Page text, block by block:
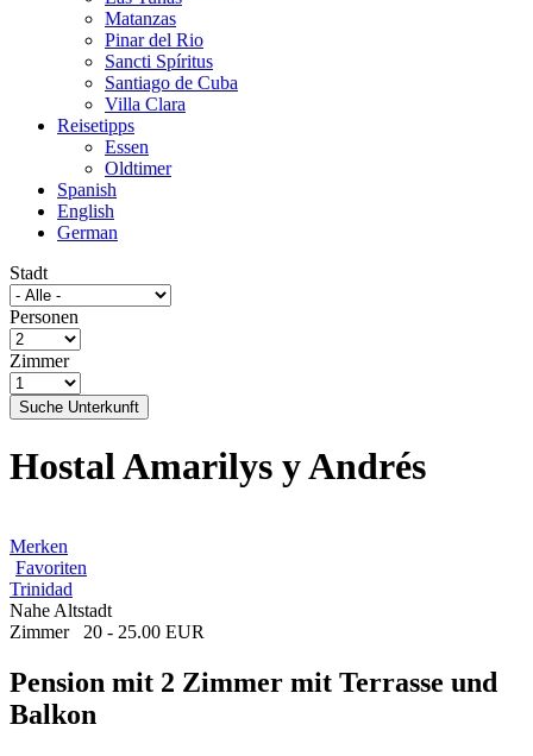
Matanzas
Pinar del Rio
Sancti Spíritus
Santiago de Cuba
Villa Clara
Reisetipps
Essen
Oldtimer
Spanish
English
German
Stadt
Personen
Zimmer
Suche Unterkunft
Hostal Amarilys y Andrés
Merken
Favoriten
Trinidad
Nahe Altstadt
Zimmer
20 - 25.00 EUR
Pension mit 2 Zimmer mit Terrasse und
Balkon